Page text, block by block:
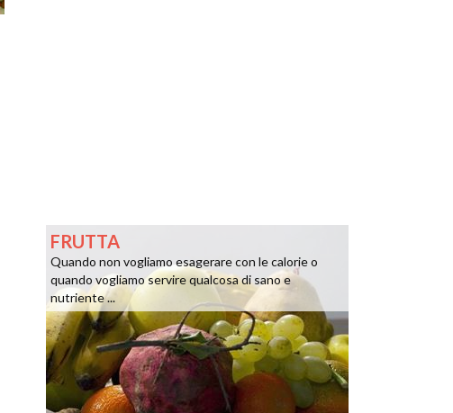
FRUTTA
Quando non vogliamo esagerare con le calorie o
quando vogliamo servire qualcosa di sano e
nutriente ...